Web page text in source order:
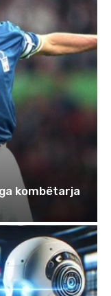
kombëtarja